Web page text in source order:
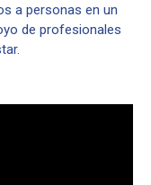
a personas en un
de profesionales